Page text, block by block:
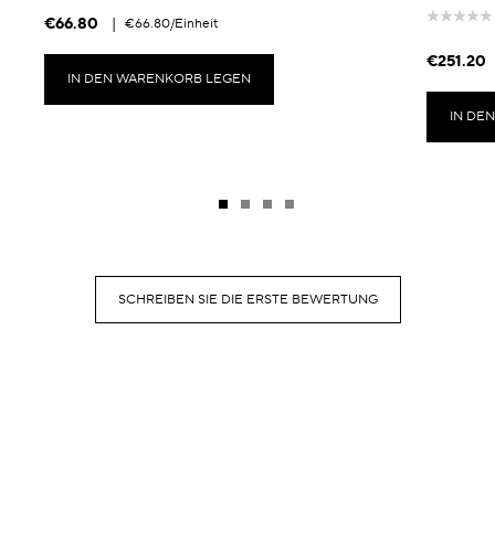
€66.80 | €66.80/Einheit
IN DEN WARENKORB LEGEN
€251.20
IN
SCHREIBEN SIE DIE ERSTE BEWERTUNG